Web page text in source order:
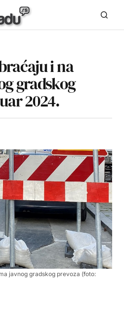
i na
gradskog
2024.
javnog gradskog prevoza (foto: